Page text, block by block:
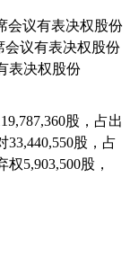
会议有表决权股份
会议有表决权股份
表决权股份
股，占出
33,440,550股，占
权5,903,500股，